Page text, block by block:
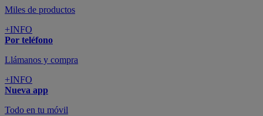
Miles de productos
+INFO
Por teléfono
Llámanos y compra
+INFO
Nueva app
Todo en tu móvil